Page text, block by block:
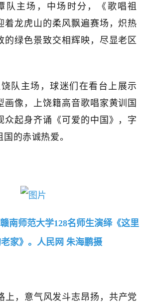
队主场，中场时分，《歌唱祖
着龙虎山的柔风飘遍赛场，炽热
的绿色景致交相辉映，尽显老区
队主场，球迷们在看台上展示
画像，上饶籍高音歌唱家黄训国
众起身齐诵《可爱的中国》，字
的赤诚热爱。
南师范大学128名师生演绎《这里
家》。人民网 朱海鹏摄
上，意气风发斗志昂扬，共产党